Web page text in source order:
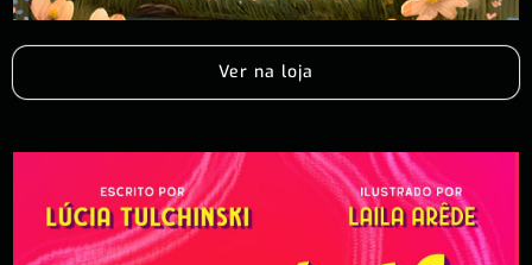
Ver na loja